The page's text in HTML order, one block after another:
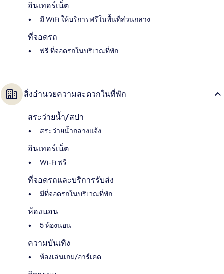
อินเทอร์เน็ต
มี WiFi ให้บริการฟรีในพื้นที่ส่วนกลาง
ที่จอดรถ
ฟรี ที่จอดรถในบริเวณที่พัก
สิ่งอำนวยความสะดวกในที่พัก
สระว่ายน้ำ/สปา
สระว่ายน้ำกลางแจ้ง
อินเทอร์เน็ต
Wi-Fi ฟรี
ที่จอดรถและบริการรับส่ง
มีที่จอดรถในบริเวณที่พัก
ห้องนอน
5 ห้องนอน
ความบันเทิง
ห้องเล่นเกม/อาร์เคด